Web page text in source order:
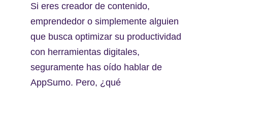
Si eres creador de contenido,
emprendedor o simplemente alguien
que busca optimizar su productividad
con herramientas digitales,
seguramente has oído hablar de
AppSumo. Pero, ¿qué